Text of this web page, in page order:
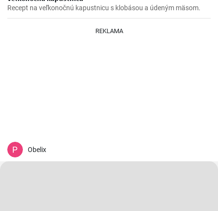
Recept na veľkonočnú kapustnicu s klobásou a údeným mäsom.
REKLAMA
Obelix